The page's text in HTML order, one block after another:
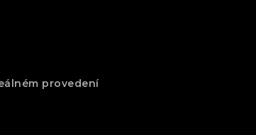
provedení